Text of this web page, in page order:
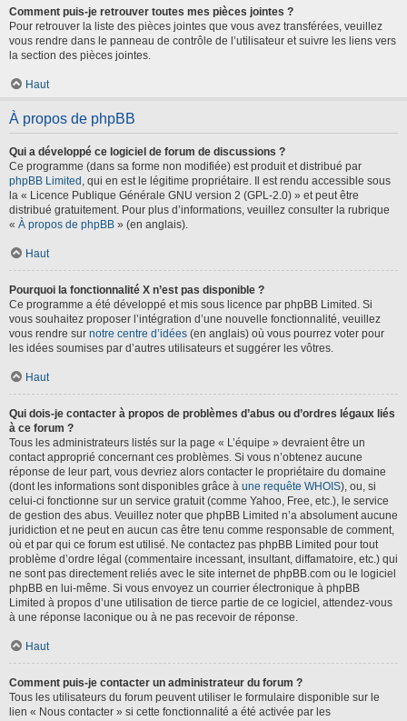
Comment puis-je retrouver toutes mes pièces jointes ?
Pour retrouver la liste des pièces jointes que vous avez transférées, veuillez
vous rendre dans le panneau de contrôle de l’utilisateur et suivre les liens vers
la section des pièces jointes.
Haut
À propos de phpBB
Qui a développé ce logiciel de forum de discussions ?
Ce programme (dans sa forme non modifiée) est produit et distribué par
phpBB Limited , qui en est le légitime propriétaire. Il est rendu accessible sous
la « Licence Publique Générale GNU version 2 (GPL-2.0) » et peut être
distribué gratuitement. Pour plus d’informations, veuillez consulter la rubrique
« À propos de phpBB » (en anglais).
Haut
Pourquoi la fonctionnalité X n’est pas disponible ?
Ce programme a été développé et mis sous licence par phpBB Limited. Si
vous souhaitez proposer l’intégration d’une nouvelle fonctionnalité, veuillez
vous rendre sur notre centre d’idées (en anglais) où vous pourrez voter pour
les idées soumises par d’autres utilisateurs et suggérer les vôtres.
Haut
Qui dois-je contacter à propos de problèmes d’abus ou d’ordres légaux liés
à ce forum ?
Tous les administrateurs listés sur la page « L’équipe » devraient être un
contact approprié concernant ces problèmes. Si vous n’obtenez aucune
réponse de leur part, vous devriez alors contacter le propriétaire du domaine
(dont les informations sont disponibles grâce à une requête WHOIS), ou, si
celui-ci fonctionne sur un service gratuit (comme Yahoo, Free, etc.), le service
de gestion des abus. Veuillez noter que phpBB Limited n’a absolument aucune
juridiction et ne peut en aucun cas être tenu comme responsable de comment,
où et par qui ce forum est utilisé. Ne contactez pas phpBB Limited pour tout
problème d’ordre légal (commentaire incessant, insultant, diffamatoire, etc.) qui
ne sont pas directement reliés avec le site internet de phpBB.com ou le logiciel
phpBB en lui-même. Si vous envoyez un courrier électronique à phpBB
Limited à propos d’une utilisation de tierce partie de ce logiciel, attendez-vous
à une réponse laconique ou à ne pas recevoir de réponse.
Haut
Comment puis-je contacter un administrateur du forum ?
Tous les utilisateurs du forum peuvent utiliser le formulaire disponible sur le
lien « Nous contacter » si cette fonctionnalité a été activée par les